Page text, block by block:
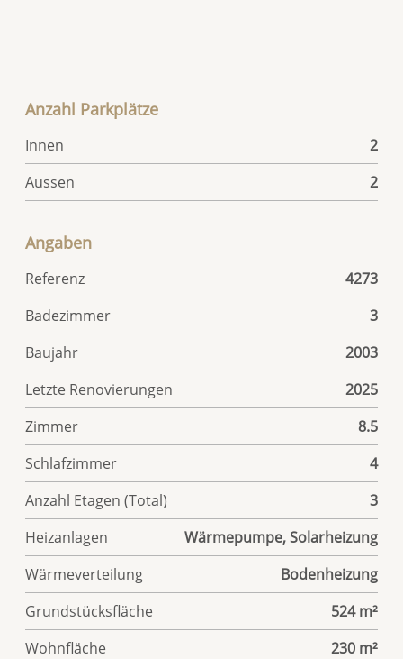
Anzahl Parkplätze
Innen
2
Aussen
2
Angaben
Referenz
4273
Badezimmer
3
Baujahr
2003
Letzte Renovierungen
2025
Zimmer
8.5
Schlafzimmer
4
Anzahl Etagen (Total)
3
Heizanlagen
Wärmepumpe, Solarheizung
Wärmeverteilung
Bodenheizung
Grundstücksfläche
524 m²
Wohnfläche
230 m²